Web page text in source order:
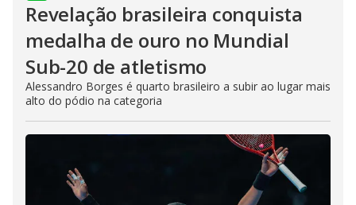
Revelação brasileira conquista
medalha de ouro no Mundial
Sub-20 de atletismo
Alessandro Borges é quarto brasileiro a subir ao lugar mais
alto do pódio na categoria